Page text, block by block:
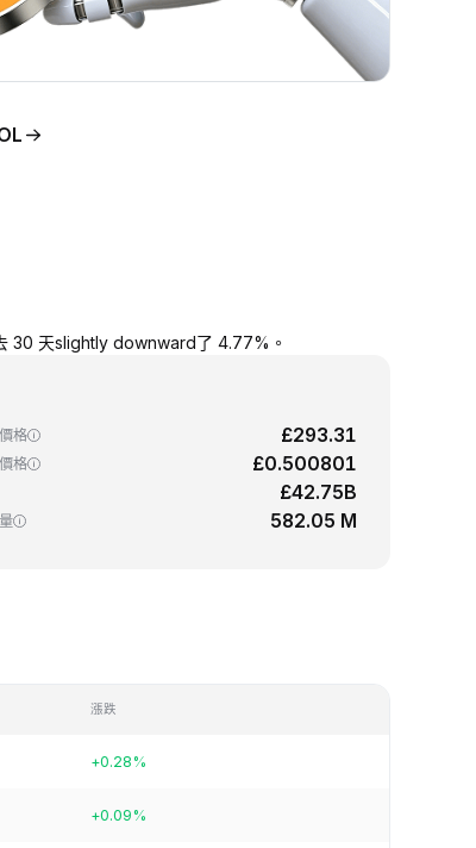
30 天slightly downward了 4.77%。
格 £293.31
格 £0.500801
£42.75B
582.05 M
漲跌
+0.28%
+0.09%